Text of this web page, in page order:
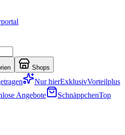
Shops
Nur hierExklusivVorteilplus
Angebote SchnäppchenTop